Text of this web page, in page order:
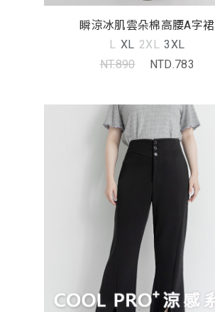
瞬涼冰肌雲朵棉高腰A字裙
L XL 2XL 3XL
NT.890
NTD.783